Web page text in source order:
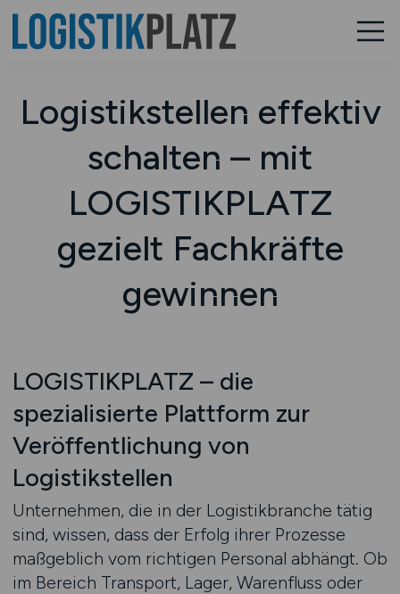
Logistikstellen effektiv
schalten – mit
LOGISTIKPLATZ
gezielt Fachkräfte
gewinnen
LOGISTIKPLATZ – die
spezialisierte Plattform zur
Veröffentlichung von
Logistikstellen
Unternehmen, die in der Logistikbranche tätig
sind, wissen, dass der Erfolg ihrer Prozesse
maßgeblich vom richtigen Personal abhängt. Ob
im Bereich Transport, Lager, Warenfluss oder